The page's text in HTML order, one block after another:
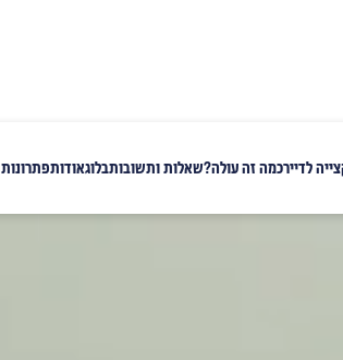
פתרונותאודותבלוגשאלות ותשובותכמה זה עולה?לדייר